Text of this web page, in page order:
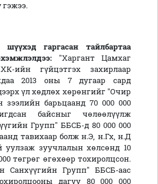
гэжээ.
гаргасан тайлбартаа
"Харгант Цамхаг
ийн гүйцэтгэх захирлаар
2013 оны 7 дугаар сард
үл хөдлөх хөрөнгийг "Очир
барьцаанд 70 000 000
байсныг чөлөөлүүлж
Групп" ББСБ-д 80 000 000
тавихаар болж н.Э, н.Гх, н.Д
уулзаж зуучлалын хөлсөнд 10
төгрөг өгөхөөр тохиролцсон.
Санхүүгийн Групп" ББСБ-аас
дагуу 80 000 000